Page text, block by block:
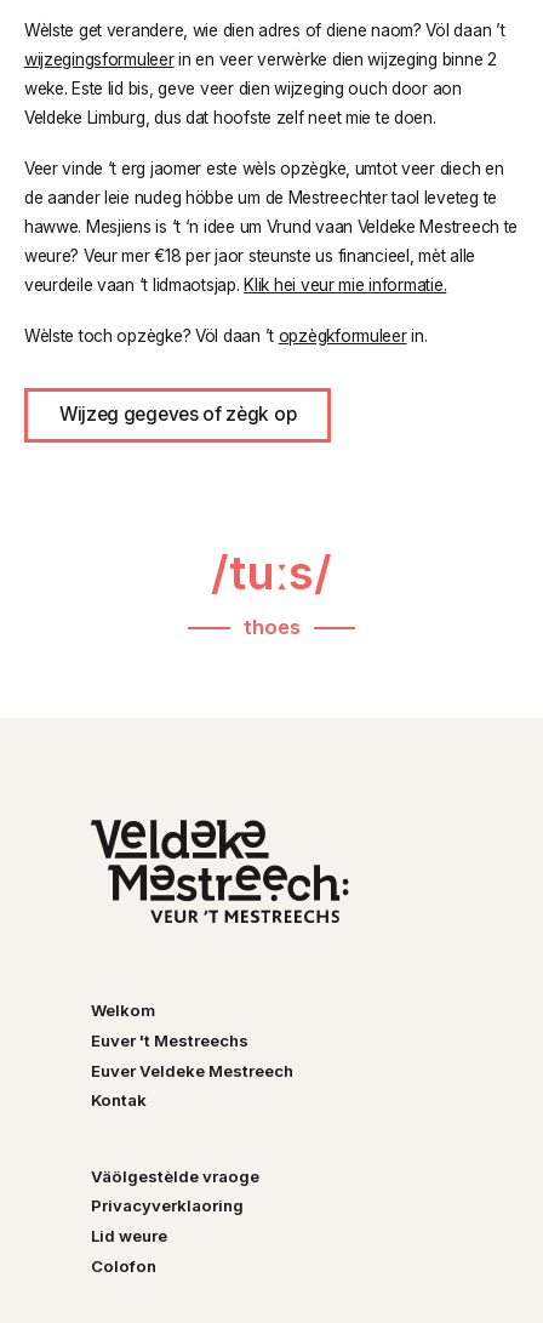
Wèlste get verandere, wie dien adres of diene naom? Völ daan ’t
wijzegingsformuleerin en veer verwèrke dien wijzeging binne 2
weke. Este lid bis, geve veer dien wijzeging ouch door aon
Veldeke Limburg, dus dat hoofste zelf neet mie te doen.
Veer vinde ‘t erg jaomer este wèls opzègke, umtot veer diech en
de aander leie nudeg höbbe um de Mestreechter taol leveteg te
hawwe. Mesjiens is ‘t ‘n idee um Vrund vaan Veldeke Mestreech te
weure? Veur mer €18 per jaor steunste us financieel, mèt alle
veurdeile vaan ‘t lidmaotsjap. Klik hei veur mie informatie.
Wèlste toch opzègke? Völ daan ’t opzègkformuleerin.
Wijzeg gegeves of zègk op
/tuːs/
thoes
Welkom
Euver 't Mestreechs
Euver Veldeke Mestreech
Kontak
Väölgestèlde vraoge
Privacyverklaoring
Lid weure
Colofon